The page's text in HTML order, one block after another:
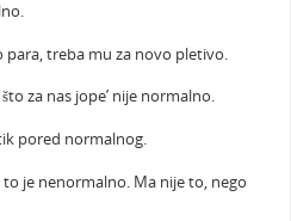
treba mu za novo pletivo.
za nas jope’ nije normalno.
pored normalnog.
je nenormalno. Ma nije to, nego